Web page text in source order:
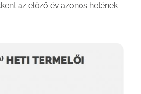
az előző év azonos hetének